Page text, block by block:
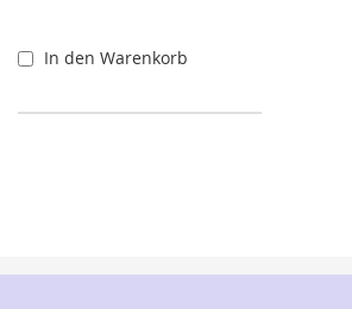
In den Warenkorb